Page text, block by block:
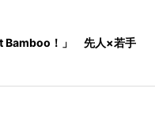
Bamboo！」 先人×若手